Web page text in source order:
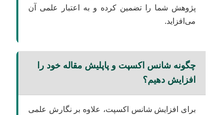
پژوهش شما را تضمین کرده و به اعتبار علمی آن
می‌افزاید.
چگونه شانس اکسپت و پاپلیش مقاله خود را
افزایش دهیم؟
برای افزایش شانس اکسپت، علاوه بر نگارش علمی